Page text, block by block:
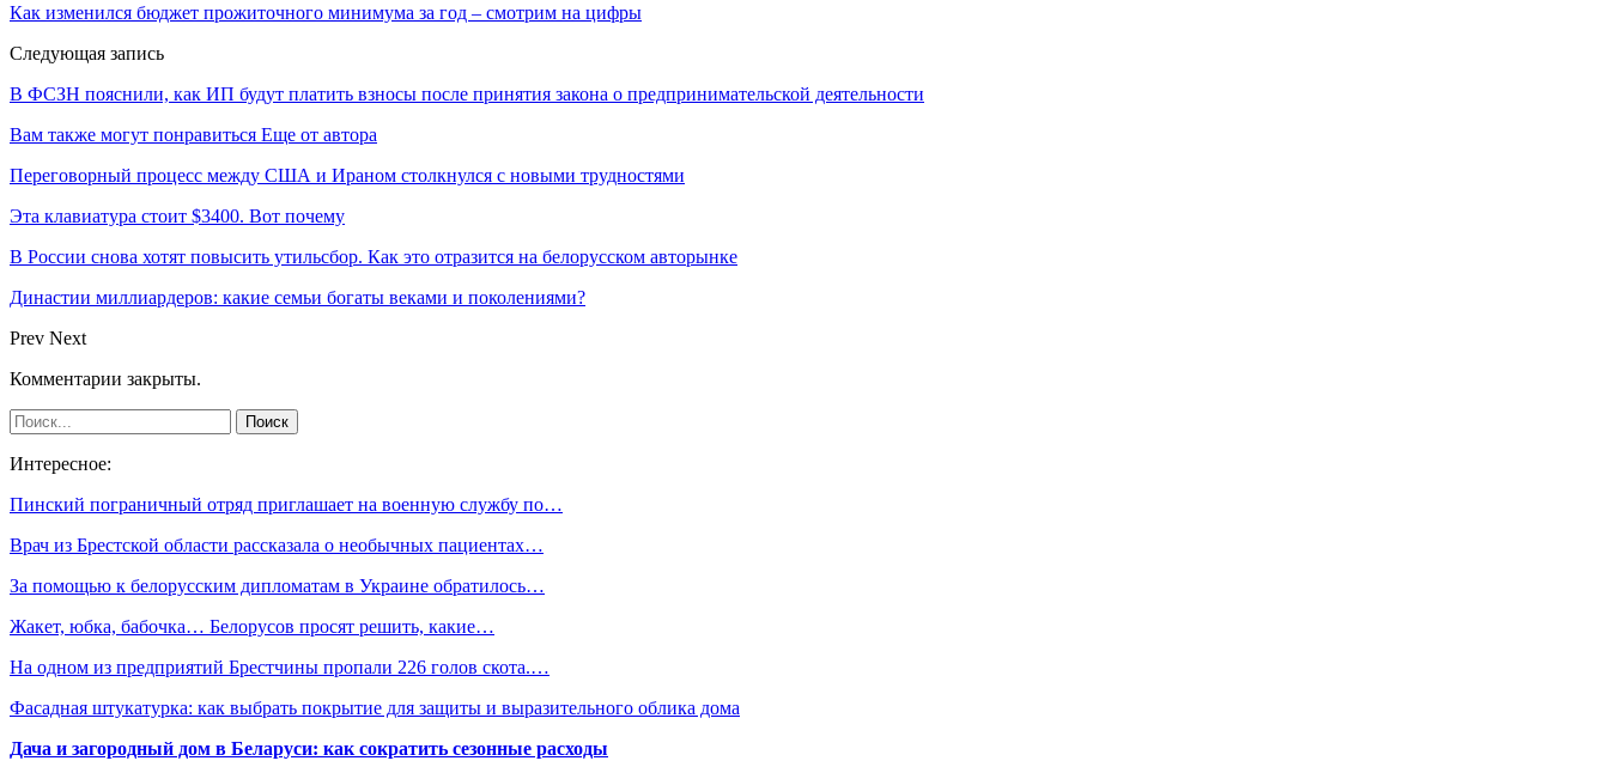
Как изменился бюджет прожиточного минимума за год – смотрим на цифры
Следующая запись
В ФСЗН пояснили, как ИП будут платить взносы после принятия закона о предпринимательской деятельности
Вам также могут понравиться Еще от автора
Переговорный процесс между США и Ираном столкнулся с новыми трудностями
Эта клавиатура стоит $3400. Вот почему
В России снова хотят повысить утильсбор. Как это отразится на белорусском авторынке
Династии миллиардеров: какие семьи богаты веками и поколениями?
Prev Next
Комментарии закрыты.
Интересное:
Пинский пограничный отряд приглашает на военную службу по…
Врач из Брестской области рассказала о необычных пациентах…
За помощью к белорусским дипломатам в Украине обратилось…
Жакет, юбка, бабочка… Белорусов просят решить, какие…
На одном из предприятий Брестчины пропали 226 голов скота.…
Фасадная штукатурка: как выбрать покрытие для защиты и выразительного облика дома
Дача и загородный дом в Беларуси: как сократить сезонные расходы